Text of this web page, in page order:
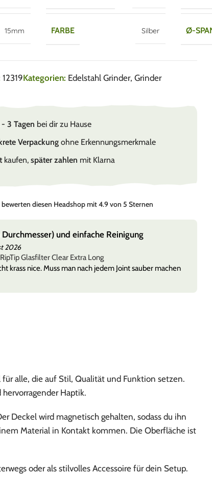
15mm FARBE Silber Ø-
12319Kategorien: Edelstahl Grinder, Grinder
- 3 Tagen bei dir zu Hause
Verpackungohne Erkennungsmerkmale
kaufen, später zahlen mit Klarna
bewerten diesen Headshop mit 4.9 von 5 Sternen
Durchmesser) und einfache Reinigung
2026
RipTip Glasfilter Clear Extra Long
krass nice. Muss man nach jedem Joint sauber machen
alle, die auf Stil, Qualität und Funktion setzen.
Haptik.
Deckel wird magnetisch gehalten, sodass du ihn
Material in Kontakt kommen. Die Oberfläche ist
oder als stilvolles Accessoire für dein Setup.